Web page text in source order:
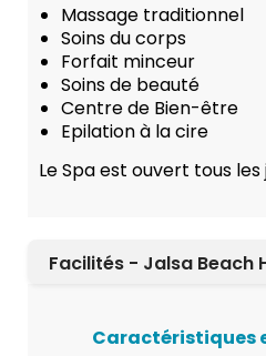
Massage traditionnel
Soins du corps
Forfait minceur
Soins de beauté
Centre de Bien-être
Epilation à la cire
Le Spa est ouvert tous
Facilités - Jalsa Beach
Caractéristiques